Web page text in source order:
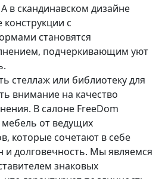
в скандинавском дизайне
с
становятся
подчеркивающим уют
стеллаж или библиотеку для
внимание на качество
В салоне FreeDom
от ведущих
которые сочетают в себе
и долговечность. Мы являемся
знаковых